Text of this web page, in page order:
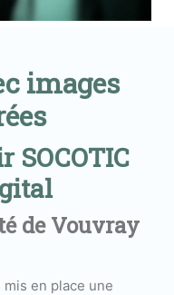
images
SOCOTIC
de Vouvray
en place une